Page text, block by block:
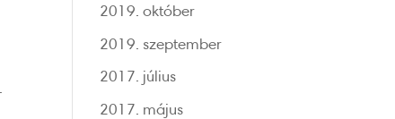
2019. október
2019. szeptember
2017. július
2017. május